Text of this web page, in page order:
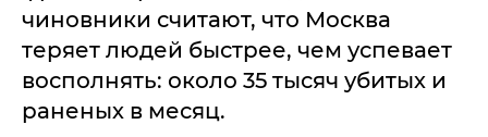
чиновники считают, что Москва
теряет людей быстрее, чем успевает
восполнять: около 35 тысяч убитых и
раненых в месяц.